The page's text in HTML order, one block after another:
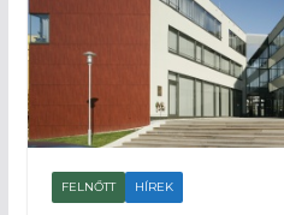
FELNŐTT HÍREK